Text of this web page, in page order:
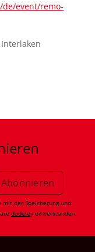
event/remo-
der Speicherung und
dodeley einverstanden.